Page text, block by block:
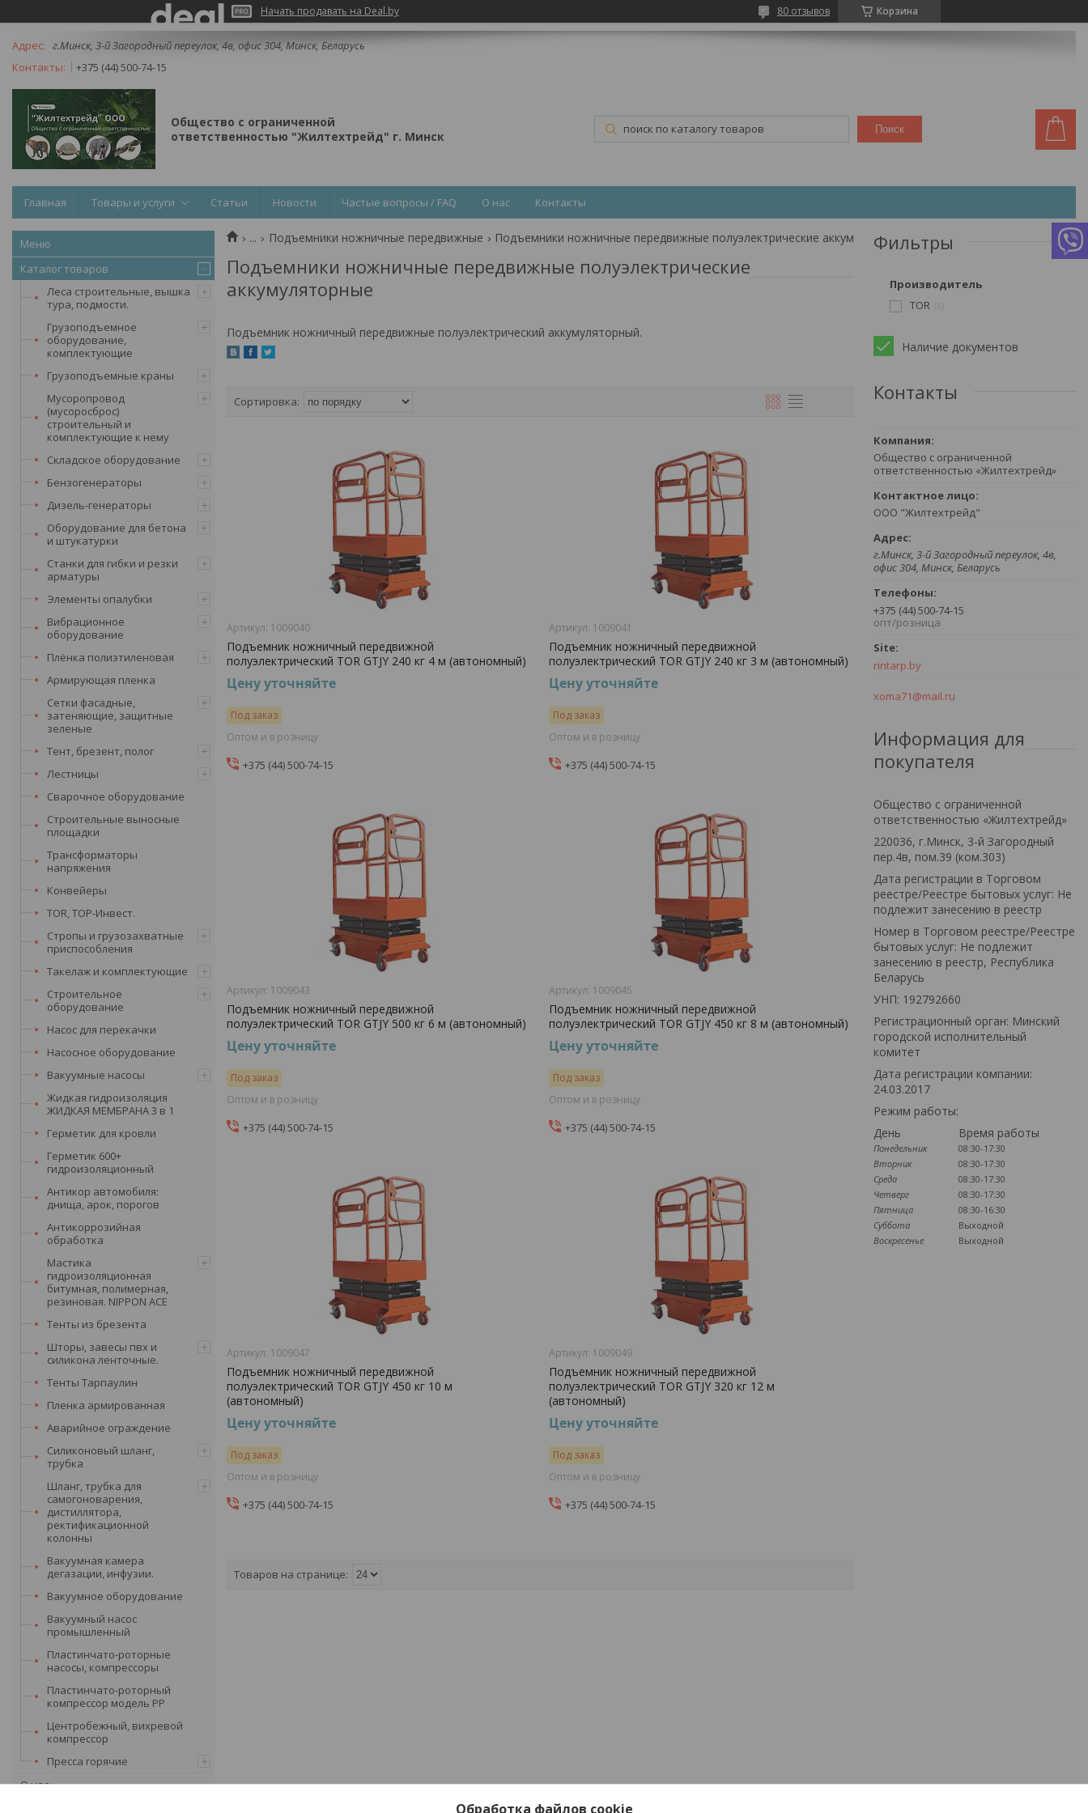
Начать продавать на Deal.by Корзина
80 отзывов
г.Минск, 3-й Загородный переулок, 4в, офис 304, Минск, Беларусь
+375 (44) 500-74-15
Общество с ограниченной
ответственностью "Жилтехтрейд" г. Минск
Поиск
Главная Товары и услуги Статьи Новости Частые вопросы / FAQ О нас Контакты
Каталог товаров
Леса строительные, вышка
тура, подмости.
Грузоподъемное
оборудование,
комплектующие
Грузоподъемные краны
Мусоропровод
(мусоросброс)
строительный и
комплектующие к нему
Складское оборудование
Бензогенераторы
Дизель-генераторы
Оборудование для бетона
и штукатурки
Станки для гибки и резки
арматуры
Элементы опалубки
Вибрационное
оборудование
Плёнка полиэтиленовая
Армирующая пленка
Сетки фасадные,
затеняющие, защитные
зеленые
Тент, брезент, полог
Лестницы
Сварочное оборудование
Строительные выносные
площадки
Трансформаторы
напряжения
Конвейеры
TOR, ТОР-Инвест.
Стропы и грузозахватные
приспособления
Такелаж и комплектующие
Строительное
оборудование
Насос для перекачки
Насосное оборудование
Вакуумные насосы
Жидкая гидроизоляция
ЖИДКАЯ МЕМБРАНА 3 в 1
Герметик для кровли
Герметик 600+
гидроизоляционный
Антикор автомобиля:
днища, арок, порогов
Антикоррозийная
обработка
Мастика
гидроизоляционная
битумная, полимерная,
резиновая. NIPPON ACE
Тенты из брезента
Шторы, завесы пвх и
силикона ленточные.
Тенты Тарпаулин
Пленка армированная
Аварийное ограждение
Силиконовый шланг,
трубка
Шланг, трубка для
самогоноварения,
дистиллятора,
ректификационной
колонны
Вакуумная камера
дегазации, инфузии.
Вакуумное оборудование
Вакуумный насос
промышленный
Пластинчато-роторные
насосы, компрессоры
Пластинчато-роторный
компрессор модель PP
Центробежный, вихревой
компрессор
Пресса горячие
О нас
... Подъемники ножничные передвижные
Подъемники ножничные передвижные полуэлектрические
аккумуляторные
Подъемник ножничный передвижные полуэлектрический аккумуляторный.
1009040
Подъемник ножничный передвижной
полуэлектрический TOR GTJY 240 кг 4 м (автономный)
Цену уточняйте
Под заказ
Оптом и в розницу
+375 (44) 500-74-15
1009041
Подъемник ножничный передвижной
полуэлектрический TOR GTJY 240 кг 3 м (автономный)
Цену уточняйте
Под заказ
Оптом и в розницу
+375 (44) 500-74-15
1009043
Подъемник ножничный передвижной
полуэлектрический TOR GTJY 500 кг 6 м (автономный)
Цену уточняйте
Под заказ
Оптом и в розницу
+375 (44) 500-74-15
1009045
Подъемник ножничный передвижной
полуэлектрический TOR GTJY 450 кг 8 м (автономный)
Цену уточняйте
Под заказ
Оптом и в розницу
+375 (44) 500-74-15
1009047
Подъемник ножничный передвижной
полуэлектрический TOR GTJY 450 кг 10 м
(автономный)
Цену уточняйте
Под заказ
Оптом и в розницу
+375 (44) 500-74-15
1009049
Подъемник ножничный передвижной
полуэлектрический TOR GTJY 320 кг 12 м
(автономный)
Цену уточняйте
Под заказ
Оптом и в розницу
+375 (44) 500-74-15
Фильтры
Производитель
TOR
Наличие документов
Контакты
Общество с ограниченной
ответственностью «Жилтехтрейд»
ООО "Жилтехтрейд"
г.Минск, 3-й Загородный переулок, 4в,
офис 304, Минск, Беларусь
+375 (44) 500-74-15
опт/розница
rintarp.by
xoma71@mail.ru
Информация для
покупателя
Общество с ограниченной
ответственностью «Жилтехтрейд»
220036, г.Минск, 3-й Загородный
пер.4в, пом.39 (ком.303)
Дата регистрации в Торговом
реестре/Реестре бытовых услуг: Не
подлежит занесению в реестр
Номер в Торговом реестре/Реестре
бытовых услуг: Не подлежит
занесению в реестр, Республика
Беларусь
УНП: 192792660
Регистрационный орган: Минский
городской исполнительный
комитет
Дата регистрации компании:
24.03.2017
Режим работы:
День
Время работы
Понедельник
08:30-17:30
Вторник
08:30-17:30
Среда
08:30-17:30
Четверг
08:30-17:30
Пятница
08:30-16:30
Суббота
Выходной
Воскресенье
Выходной
Обработка файлов cookie